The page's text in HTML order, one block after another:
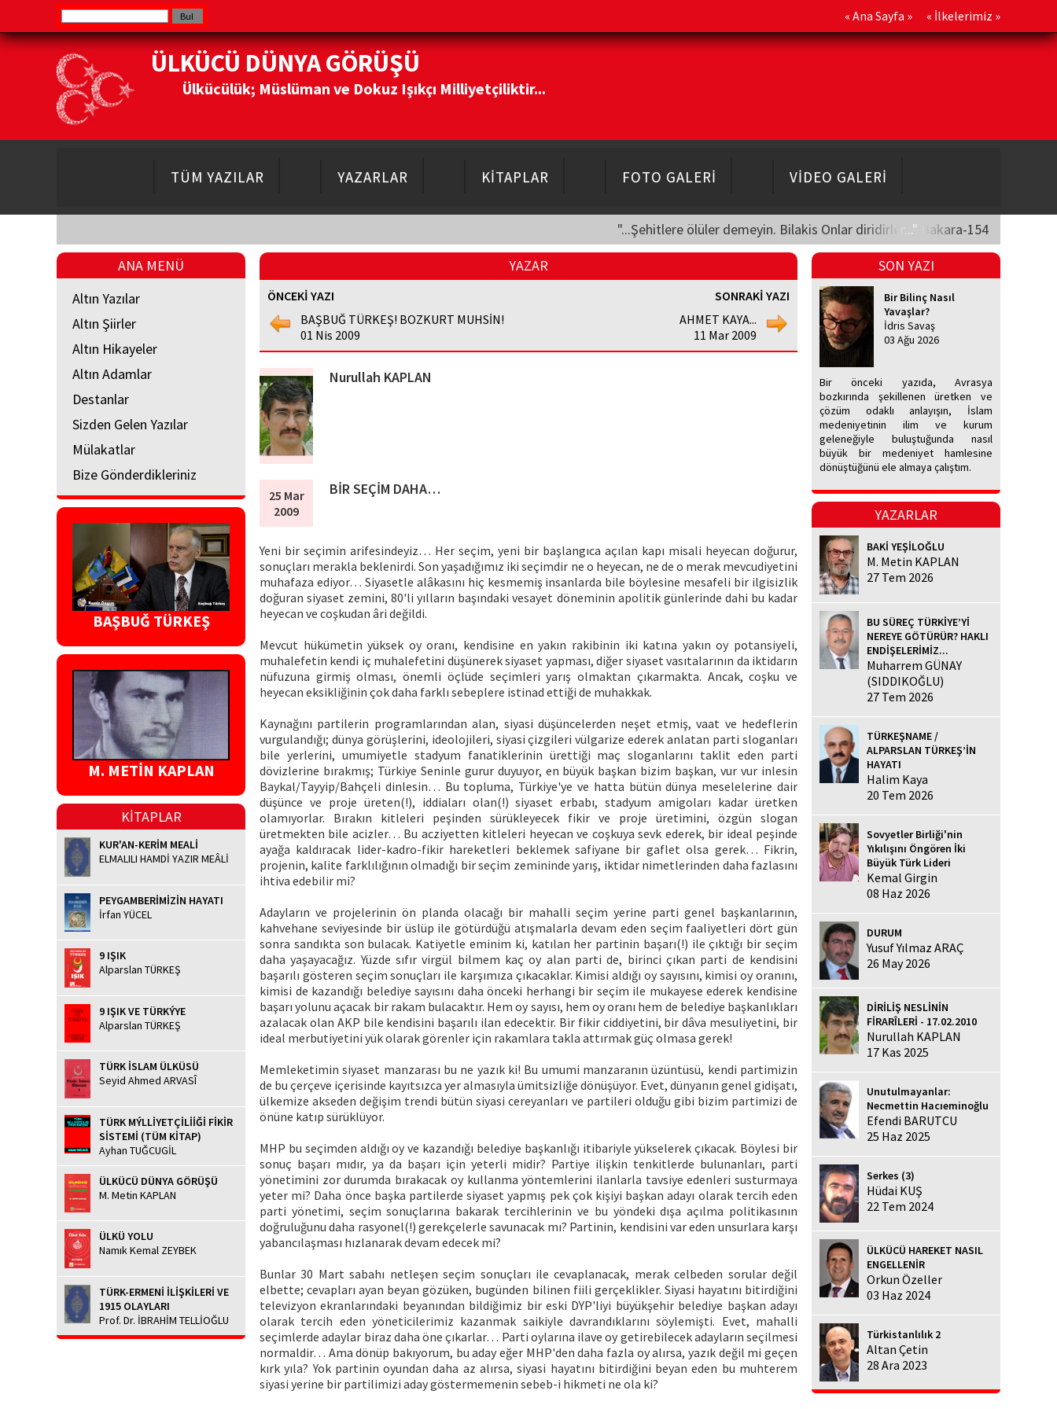
« Ana Sayfa » « İlkelerimiz »
ÜLKÜCÜ DÜNYA GÖRÜŞÜ
Ülkücülük; Müslüman ve Dokuz Işıkçı Milliyetçiliktir...
TÜM YAZILAR YAZARLAR KİTAPLAR FOTO GALERİ VİDEO GALERİ
"...Şehitlere ölüler demeyin. Bilakis Onlar diridirler..." Bakara-154
ANA MENÜ
Altın Yazılar
Altın Şiirler
Altın Hikayeler
Altın Adamlar
Destanlar
Sizden Gelen Yazılar
Mülakatlar
Bize Gönderdikleriniz
BAŞBUĞ TÜRKEŞ
M. METİN KAPLAN
KİTAPLAR
KUR'AN-KERİM MEALİ
ELMALILI HAMDİ YAZIR MEÂLİ
PEYGAMBERİMİZİN HAYATI
İrfan YÜCEL
9 IŞIK
Alparslan TÜRKEŞ
9 IŞIK VE TÜRKÝYE
Alparslan TÜRKEŞ
TÜRK İSLAM ÜLKÜSÜ
Seyid Ahmed ARVASÎ
TÜRK MÝLLİYETÇİLİİĞİ FİKİR
SİSTEMİ (TÜM KİTAP)
Ayhan TUĞCUGİL
ÜLKÜCÜ DÜNYA GÖRÜŞÜ
M. Metin KAPLAN
ÜLKÜ YOLU
Namık Kemal ZEYBEK
TÜRK-ERMENİ İLİŞKİLERİ VE
1915 OLAYLARI
Prof. Dr. İBRAHİM TELLİOĞLU
YAZAR
ÖNCEKİ YAZI
BAŞBUĞ TÜRKEŞ! BOZKURT MUHSİN!
01 Nis 2009
SONRAKİ YAZI
AHMET KAYA...
11 Mar 2009
Nurullah KAPLAN
25 Mar
2009
BİR SEÇİM DAHA…
Yeni bir seçimin arifesindeyiz… Her seçim, yeni bir başlangıca açılan kapı misali heyecan doğurur,
sonuçları merakla beklenirdi. Son yaşadığımız iki seçimdir ne o heyecan, ne de o merak mevcudiyetini
muhafaza ediyor… Siyasetle alâkasını hiç kesmemiş insanlarda bile böylesine mesafeli bir ilgisizlik
doğuran siyaset zemini, 80'li yılların başındaki vesayet döneminin apolitik günlerinde dahi bu kadar
heyecan ve coşkudan âri değildi.
Mevcut hükümetin yüksek oy oranı, kendisine en yakın rakibinin iki katına yakın oy potansiyeli,
muhalefetin kendi iç muhalefetini düşünerek siyaset yapması, diğer siyaset vasıtalarının da iktidarın
nüfuzuna girmiş olması, önemli öçlüde seçimleri yarış olmaktan çıkarmakta. Ancak, coşku ve
heyecan eksikliğinin çok daha farklı sebeplere istinad ettiği de muhakkak.
Kaynağını partilerin programlarından alan, siyasi düşüncelerden neşet etmiş, vaat ve hedeflerin
vurgulandığı; dünya görüşlerini, ideolojileri, siyasi çizgileri vülgarize ederek anlatan parti sloganları
bile yerlerini, umumiyetle stadyum fanatiklerinin ürettiği maç sloganlarını taklit eden parti
dövizlerine bırakmış; Türkiye Seninle gurur duyuyor, en büyük başkan bizim başkan, vur vur inlesin
Baykal/Tayyip/Bahçeli dinlesin… Bu topluma, Türkiye'ye ve hatta bütün dünya meselelerine dair
düşünce ve proje üreten(!), iddiaları olan(!) siyaset erbabı, stadyum amigoları kadar üretken
olamıyorlar. Bırakın kitleleri peşinden sürükleyecek fikir ve proje üretimini, özgün slogan
üretmekten bile acizler… Bu acziyetten kitleleri heyecan ve coşkuya sevk ederek, bir ideal peşinde
ayağa kaldıracak lider-kadro-fikir hareketleri beklemek safiyane bir gaflet olsa gerek… Fikrin,
projenin, kalite farklılığının olmadığı bir seçim zemininde yarış, iktidar nimetlerinden daha fazlasını
ihtiva edebilir mi?
Adayların ve projelerinin ön planda olacağı bir mahalli seçim yerine parti genel başkanlarının,
kahvehane seviyesinde bir üslüp ile götürdüğü atışmalarla devam eden seçim faaliyetleri dört gün
sonra sandıkta son bulacak. Katiyetle eminim ki, katılan her partinin başarı(!) ile çıktığı bir seçim
daha yaşayacağız. Yüzde sıfır virgül bilmem kaç oy alan parti de, birinci çıkan parti de kendisini
başarılı gösteren seçim sonuçları ile karşımıza çıkacaklar. Kimisi aldığı oy sayısını, kimisi oy oranını,
kimisi de kazandığı belediye sayısını daha önceki herhangi bir seçim ile mukayese ederek kendisine
başarı yolunu açacak bir rakam bulacaktır. Hem oy sayısı, hem oy oranı hem de belediye başkanlıkları
azalacak olan AKP bile kendisini başarılı ilan edecektir. Bir fikir ciddiyetini, bir dâva mesuliyetini, bir
ideal merbutiyetini yük olarak görenler için rakamlara takla attırmak güç olmasa gerek!
Memleketimin siyaset manzarası bu ne yazık ki! Bu umumi manzaranın üzüntüsü, kendi partimizin
de bu çerçeve içerisinde kayıtsızca yer almasıyla ümitsizliğe dönüşüyor. Evet, dünyanın genel gidişatı,
ülkemize akseden değişim trendi bütün siyasi cereyanları ve partileri olduğu gibi bizim partimizi de
önüne katıp sürüklüyor.
MHP bu seçimden aldığı oy ve kazandığı belediye başkanlığı itibariyle yükselerek çıkacak. Böylesi bir
sonuç başarı mıdır, ya da başarı için yeterli midir? Partiye ilişkin tenkitlerde bulunanları, parti
yönetimini zor durumda bırakacak oy kullanma yöntemlerini ilanlarla tavsiye edenleri susturmaya
yeter mi? Daha önce başka partilerde siyaset yapmış pek çok kişiyi başkan adayı olarak tercih eden
parti yönetimi, seçim sonuçlarına bakarak tercihlerinin ve bu yöndeki dışa açılma politikasının
doğruluğunu daha rasyonel(!) gerekçelerle savunacak mı? Partinin, kendisini var eden unsurlara karşı
yabancılaşması hızlanarak devam edecek mi?
Bunlar 30 Mart sabahı netleşen seçim sonuçları ile cevaplanacak, merak celbeden sorular değil
elbette; cevapları ayan beyan gözüken, bugünden bilinen fiili gerçeklikler. Siyasi hayatını bitirdiğini
televizyon ekranlarındaki beyanından bildiğimiz bir eski DYP'liyi büyükşehir belediye başkan adayı
olarak tercih eden yöneticilerimiz kazanmak saikiyle davrandıklarını söylemişti. Evet, mahalli
seçimlerde adaylar biraz daha öne çıkarlar… Parti oylarına ilave oy getirebilecek adayların seçilmesi
normaldir… Ama dönüp bakıyorum, bu aday eğer MHP'den daha fazla oy alırsa, yazık değil mi geçen
kırk yıla? Yok partinin oyundan daha az alırsa, siyasi hayatını bitirdiğini beyan eden bu muhterem
siyasi yerine bir partilimizi aday göstermemenin sebeb-i hikmeti ne ola ki?
SON YAZI
Bir Bilinç Nasıl
Yavaşlar?
İdris Savaş
03 Ağu 2026
Bir önceki yazıda, Avrasya
bozkırında şekillenen üretken ve
çözüm odaklı anlayışın, İslam
medeniyetinin ilim ve kurum
geleneğiyle buluştuğunda nasıl
büyük bir medeniyet hamlesine
dönüştüğünü ele almaya çalıştım.
YAZARLAR
BAKİ YEŞİLOĞLU
M. Metin KAPLAN
27 Tem 2026
BU SÜREÇ TÜRKİYE’Yİ
NEREYE GÖTÜRÜR? HAKLI
ENDİŞELERİMİZ...
Muharrem GÜNAY
(SIDDIKOĞLU)
27 Tem 2026
TÜRKEŞNAME /
ALPARSLAN TÜRKEŞ’İN
HAYATI
Halim Kaya
20 Tem 2026
Sovyetler Birliği'nin
Yıkılışını Öngören İki
Büyük Türk Lideri
Kemal Girgin
08 Haz 2026
DURUM
Yusuf Yılmaz ARAÇ
26 May 2026
DİRİLİŞ NESLİNİN
FİRARÎLERİ - 17.02.2010
Nurullah KAPLAN
17 Kas 2025
Unutulmayanlar:
Necmettin Hacıeminoğlu
Efendi BARUTCU
25 Haz 2025
Serkes (3)
Hüdai KUŞ
22 Tem 2024
ÜLKÜCÜ HAREKET NASIL
ENGELLENİR
Orkun Özeller
03 Haz 2024
Türkistanlılık 2
Altan Çetin
28 Ara 2023